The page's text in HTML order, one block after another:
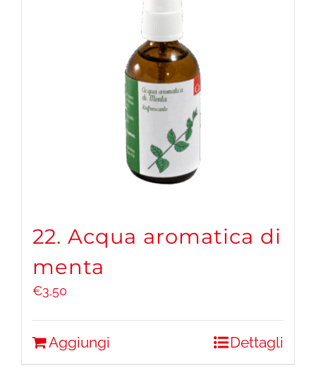
22. Acqua aromatica di
menta
€3,50
Aggiungi Dettagli